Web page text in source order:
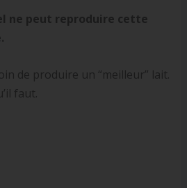
ne peut reproduire cette
de produire un “meilleur” lait.
faut.